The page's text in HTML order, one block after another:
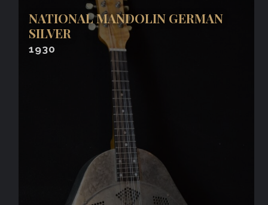
NATIONAL MANDOLIN GERMAN
SILVER
1930